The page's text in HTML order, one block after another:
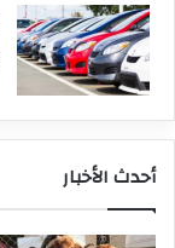
أحدث الأخبار